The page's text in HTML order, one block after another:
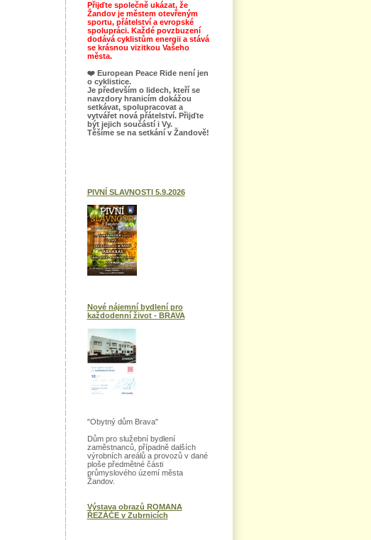
Přijďte společně ukázat, že
Žandov je městem otevřeným
sportu, přátelství a evropské
spolupráci. Každé povzbuzení
dodává cyklistům energii a stává
se krásnou vizitkou Vašeho
města.
❤️European Peace Ride není jen
o cyklistice.
Je především o lidech, kteří se
navzdory hranicím dokážou
setkávat, spolupracovat a
vytvářet nová přátelství. Přijďte
být jejich součástí i Vy.
Těšíme se na setkání v Žandově!
PIVNÍ SLAVNOSTI 5.9.2026
Nové nájemní bydlení pro
každodenní život - BRAVA
"Obytný dům Brava"
Dům pro služební bydlení
zaměstnanců, případně dalších
výrobních areálů a provozů v dané
ploše předmětné části
průmyslového území města
Žandov.
Výstava obrazů ROMANA
ŘEZÁČE v Zubrnicích